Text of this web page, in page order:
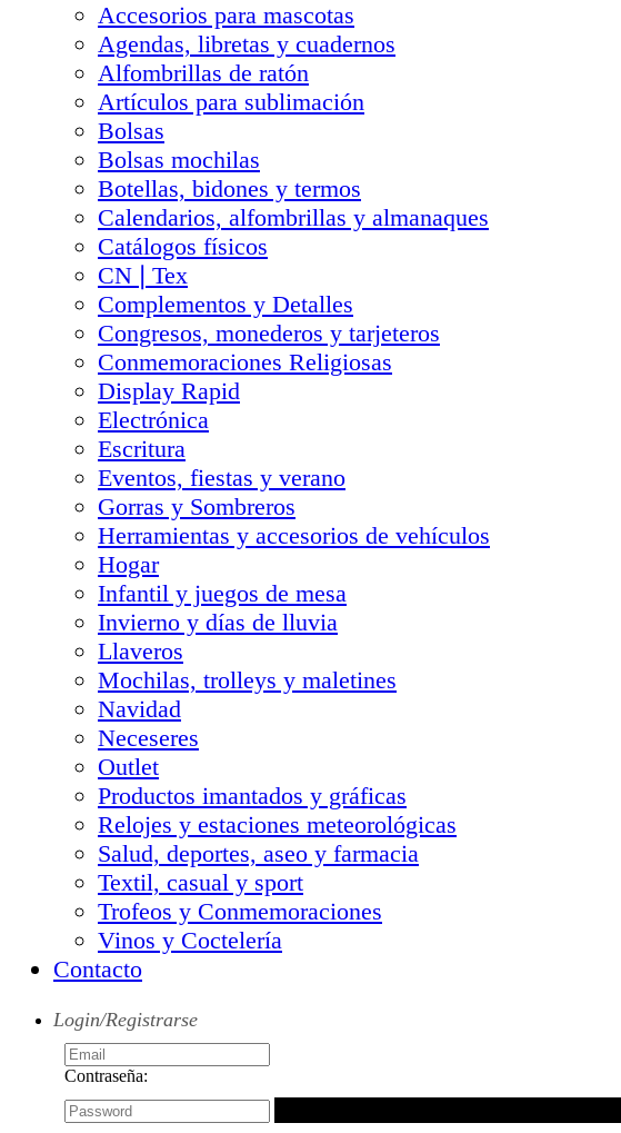
Accesorios para mascotas
Agendas, libretas y cuadernos
Alfombrillas de ratón
Artículos para sublimación
Bolsas
Bolsas mochilas
Botellas, bidones y termos
Calendarios, alfombrillas y almanaques
Catálogos físicos
CN❘Tex
Complementos y Detalles
Congresos, monederos y tarjeteros
Conmemoraciones Religiosas
Display Rapid
Electrónica
Escritura
Eventos, fiestas y verano
Gorras y Sombreros
Herramientas y accesorios de vehículos
Hogar
Infantil y juegos de mesa
Invierno y días de lluvia
Llaveros
Mochilas, trolleys y maletines
Navidad
Neceseres
Outlet
Productos imantados y gráficas
Relojes y estaciones meteorológicas
Salud, deportes, aseo y farmacia
Textil, casual y sport
Trofeos y Conmemoraciones
Vinos y Coctelería
Contacto
Login/Registrarse
Contraseña: